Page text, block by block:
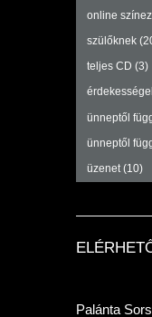
online
szülőknek
teljes CD (3)
ünneptől
ünneptől
üzenet(10)
Palánta